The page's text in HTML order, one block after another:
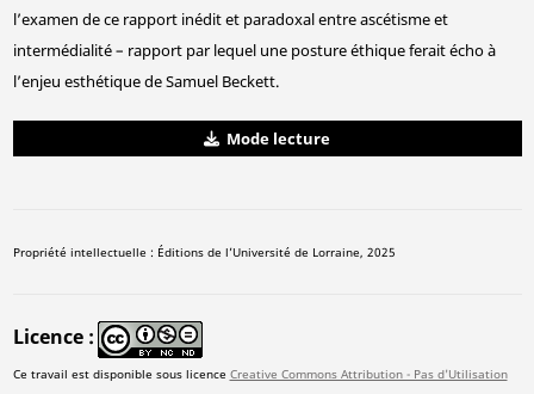
l’examen de ce rapport inédit et paradoxal entre ascétisme et
intermédialité – rapport par lequel une posture éthique ferait écho à
l’enjeu esthétique de Samuel Beckett.
Mode lecture
Propriété intellectuelle : Éditions de l’Université de Lorraine, 2025
Licence
Ce travail est disponible sous licence Creative Commons Attribution - Pas d'Utilisation